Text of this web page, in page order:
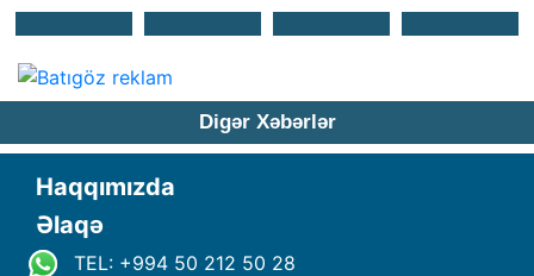
Digər Xəbərlər
Haqqımızda
Əlaqə
TEL: +994 50 212 50 28